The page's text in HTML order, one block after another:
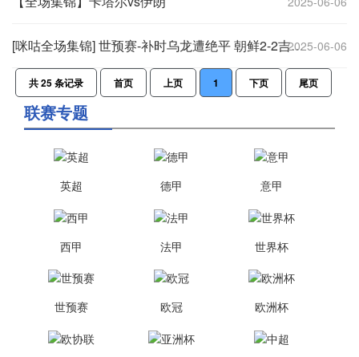
[咪咕全场集锦] 世预赛-补时乌龙遭绝平 朝鲜2-2吉尔吉斯斯坦
2025-06-06
共25条记录 首页 上页 1 下页 尾页
联赛专题
英超 德甲 意甲
西甲 法甲 世界杯
世预赛 欧冠 欧洲杯